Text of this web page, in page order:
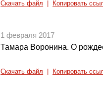
Скачать файл Копировать
1 февраля 2017
Тамара Воронина. О
Скачать файл Копировать